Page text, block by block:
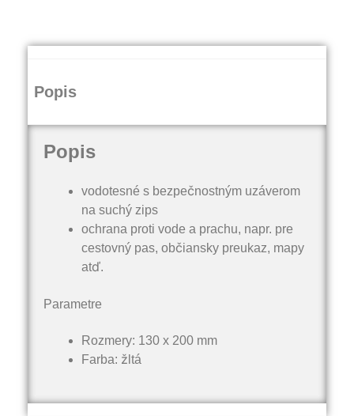
Popis
Popis
vodotesné s bezpečnostným uzáverom
na suchý zips
ochrana proti vode a prachu, napr. pre
cestovný pas, občiansky preukaz, mapy
atď.
Parametre
Rozmery: 130 x 200 mm
Farba: žltá